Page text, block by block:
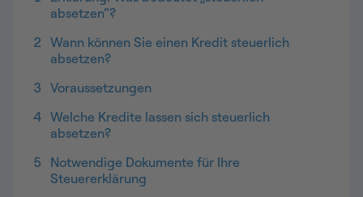
absetzen“?
2 Wann können Sie einen Kredit steuerlich
absetzen?
3 Voraussetzungen
4 Welche Kredite lassen sich steuerlich
absetzen?
5
Notwendige Dokumente für Ihre
Steuererklärung